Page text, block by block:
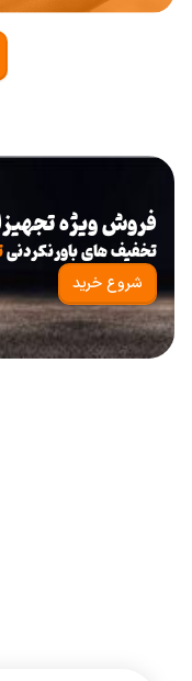
فروش ویژه
تخفیف های باورنکردنیتا
شروع خرید